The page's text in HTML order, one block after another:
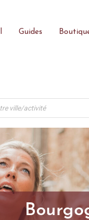
Guides